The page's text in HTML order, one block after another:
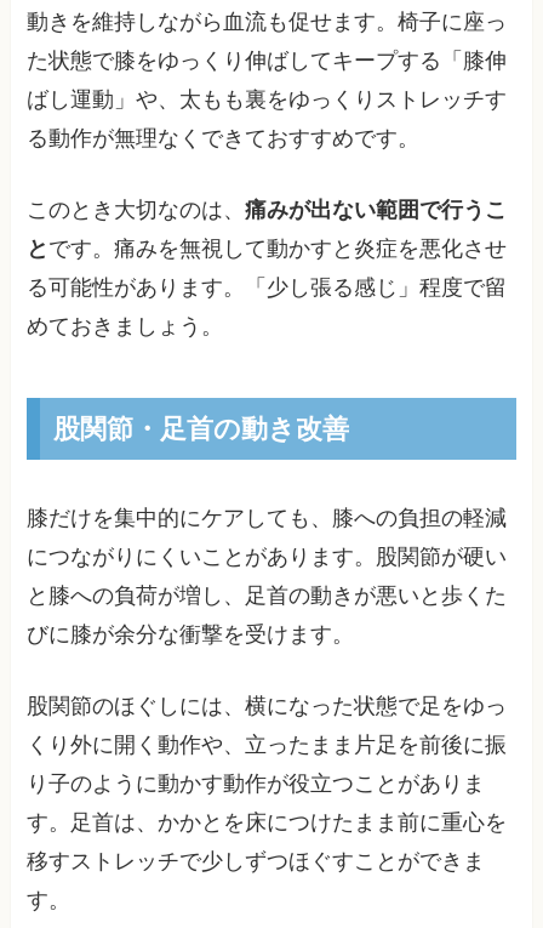
動きを維持しながら血流も促せます。椅子に座っ
た状態で膝をゆっくり伸ばしてキープする「膝伸
ばし運動」や、太もも裏をゆっくりストレッチす
る動作が無理なくできておすすめです。
このとき大切なのは、痛みが出ない範囲で行うこ
と です。痛みを無視して動かすと炎症を悪化させ
る可能性があります。「少し張る感じ」程度で留
めておきましょう。
股関節・足首の動き改善
膝だけを集中的にケアしても、膝への負担の軽減
につながりにくいことがあります。股関節が硬い
と膝への負荷が増し、足首の動きが悪いと歩くた
びに膝が余分な衝撃を受けます。
股関節のほぐしには、横になった状態で足をゆっ
くり外に開く動作や、立ったまま片足を前後に振
り子のように動かす動作が役立つことがありま
す。足首は、かかとを床につけたまま前に重心を
移すストレッチで少しずつほぐすことができま
す。